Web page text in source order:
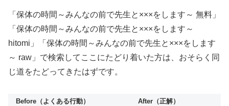
「保体の時間～みんなの前で先生と×××をします～ 無料」
「保体の時間～みんなの前で先生と×××をします～
hitomi」「保体の時間～みんなの前で先生と×××をします
～ raw」で検索してここにたどり着いた方は、おそらく同
じ道をたどってきたはずです。
Before（よくある行動）
After（正解）